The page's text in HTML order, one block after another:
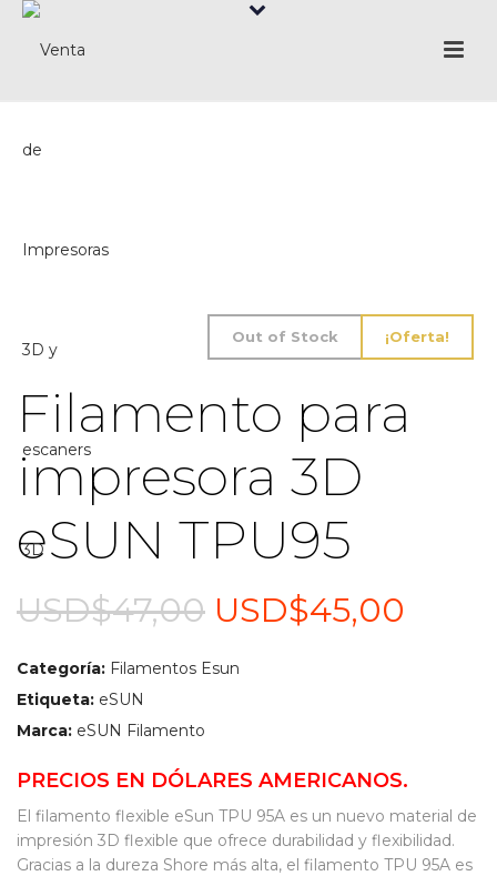
Out of Stock ¡Oferta!
Filamento para
impresora 3D
eSUN TPU95
USD$47,00 El
USD$47,00.
USD$45,00
Categoría: Filamentos Esun
Etiqueta: eSUN
Marca: eSUN Filamento
PRECIOS EN DÓLARES AMERICANOS.
El filamento flexible eSun TPU 95A es un nuevo material de
impresión 3D flexible que ofrece durabilidad y flexibilidad.
Gracias a la dureza Shore más alta, el filamento TPU 95A es